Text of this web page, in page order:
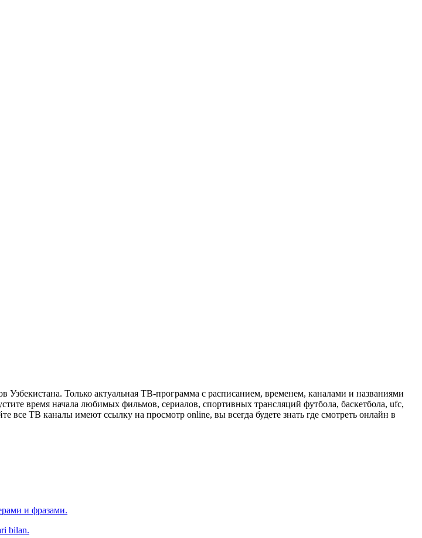
Только актуальная ТВ-программа с расписанием, временем, каналами и названиями
время начала любимых фильмов, сериалов, спортивных трансляций футбола, баскетбола, ufc,
все ТВ каналы имеют ссылку на просмотр online, вы всегда будете знать где смотреть онлайн в
и фразами.
bilan.